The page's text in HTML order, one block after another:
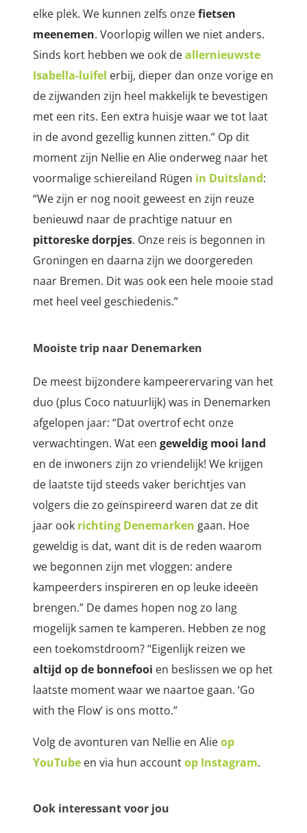
elke plek. We kunnen zelfs onzefietsen
meenemen. Voorlopig willen we niet anders.
Sinds kort hebben we ook deallernieuwste
Isabella-luifel erbij, dieper dan onze vorige en
de zijwanden zijn heel makkelijk te bevestigen
met een rits. Een extra huisje waar we tot laat
in de avond gezellig kunnen zitten.” Op dit
moment zijn Nellie en Alie onderweg naar het
voormalige schiereiland Rügen in Duitsland:
“We zijn er nog nooit geweest en zijn reuze
benieuwd naar de prachtige natuur en
pittoreske dorpjes. Onze reis is begonnen in
Groningen en daarna zijn we doorgereden
naar Bremen. Dit was ook een hele mooie stad
met heel veel geschiedenis.”
Mooiste trip naar Denemarken
De meest bijzondere kampeerervaring van het
duo (plus Coco natuurlijk) was in Denemarken
afgelopen jaar: “Dat overtrof echt onze
verwachtingen. Wat een geweldig mooi land
en de inwoners zijn zo vriendelijk! We krijgen
de laatste tijd steeds vaker berichtjes van
volgers die zo geïnspireerd waren dat ze dit
jaar ook richting Denemarken gaan. Hoe
geweldig is dat, want dit is de reden waarom
we begonnen zijn met vloggen: andere
kampeerders inspireren en op leuke ideeën
brengen.” De dames hopen nog zo lang
mogelijk samen te kamperen. Hebben ze nog
een toekomstdroom? “Eigenlijk reizen we
altijd op de bonnefooi en beslissen we op het
laatste moment waar we naartoe gaan. ‘Go
with the Flow’ is ons motto.”
Volg de avonturen van Nellie en Alieop
YouTube en via hun accountop Instagram.
Ook interessant voor jou